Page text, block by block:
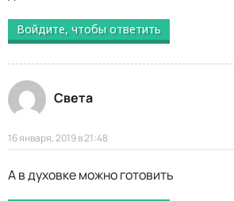
Войдите, чтобы ответить
Света
16 января, 2019 в 21:48
А в духовке можно готовить